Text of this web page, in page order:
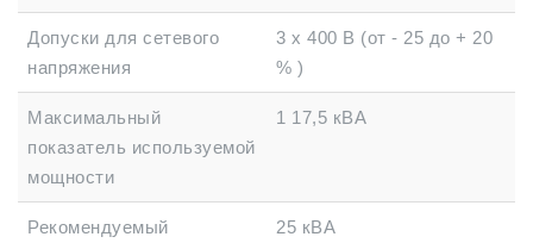
Допуски для сетевого
напряжения
3 х 400 В (от - 25 до + 20
% )
Максимальный
показатель используемой
мощности
1 17,5 кВА
Рекомендуемый
25 кВА